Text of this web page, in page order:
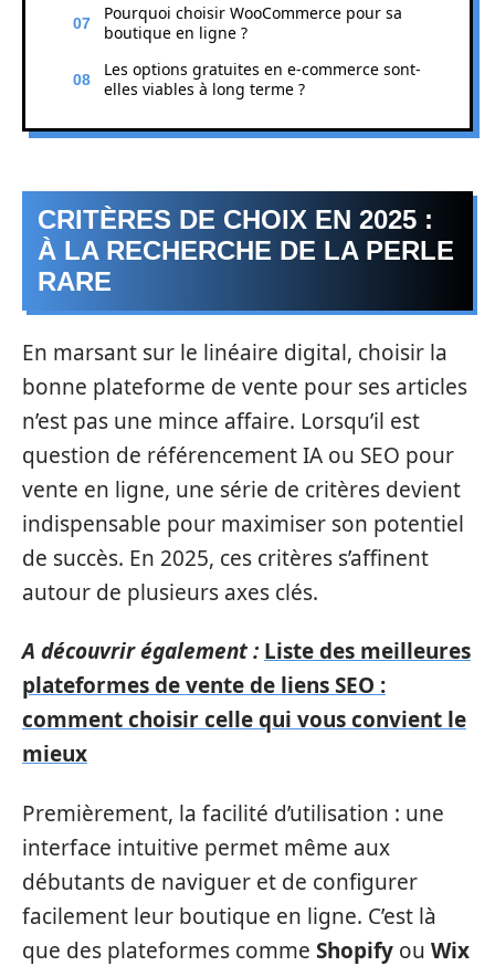
Pourquoi choisir WooCommerce pour sa
boutique en ligne ?
Les options gratuites en e-commerce sont-
elles viables à long terme ?
CRITÈRES DE CHOIX EN 2025 :
À LA RECHERCHE DE LA PERLE
RARE
En marsant sur le linéaire digital, choisir la
bonne plateforme de vente pour ses articles
n’est pas une mince affaire. Lorsqu’il est
question de référencement IA ou SEO pour
vente en ligne, une série de critères devient
indispensable pour maximiser son potentiel
de succès. En 2025, ces critères s’affinent
autour de plusieurs axes clés.
A découvrir également : Liste des meilleures
plateformes de vente de liens SEO :
comment choisir celle qui vous convient le
mieux
Premièrement, la facilité d’utilisation : une
interface intuitive permet même aux
débutants de naviguer et de configurer
facilement leur boutique en ligne. C’est là
que des plateformes comme Shopify ou Wix